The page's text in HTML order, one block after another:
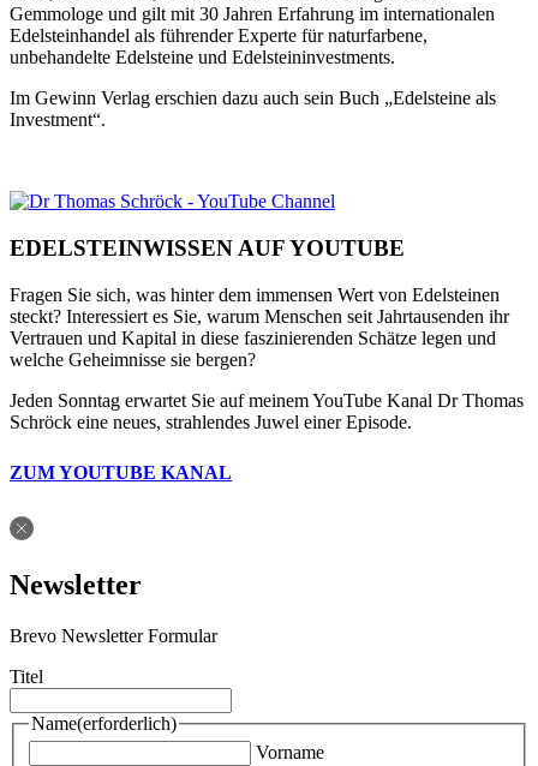
Gemmologe und gilt mit 30 Jahren Erfahrung im internationalen
Edelsteinhandel als führender Experte für naturfarbene,
unbehandelte Edelsteine und Edelsteininvestments.
Im Gewinn Verlag erschien dazu auch sein Buch „Edelsteine als
Investment“.
EDELSTEINWISSEN AUF YOUTUBE
Fragen Sie sich, was hinter dem immensen Wert von Edelsteinen
steckt? Interessiert es Sie, warum Menschen seit Jahrtausenden ihr
Vertrauen und Kapital in diese faszinierenden Schätze legen und
welche Geheimnisse sie bergen?
Jeden Sonntag erwartet Sie auf meinem YouTube Kanal Dr Thomas
Schröck eine neues, strahlendes Juwel einer Episode.
ZUM YOUTUBE KANAL
Newsletter
Brevo Newsletter Formular
Titel
Name(erforderlich)
Vorname